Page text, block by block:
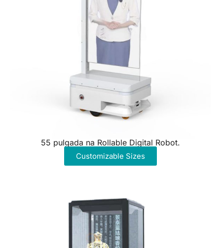
55 pulgada na Rollable Digital Robot.
Customizable Sizes